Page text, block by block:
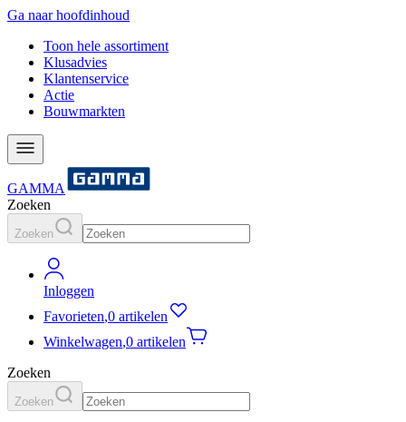
Ga naar hoofdinhoud
Toon hele assortiment
Klusadvies
Klantenservice
Actie
Bouwmarkten
GAMMA
Zoeken
Zoeken
Inloggen
Favorieten,0 artikelen
Winkelwagen,0 artikelen
Zoeken
Zoeken